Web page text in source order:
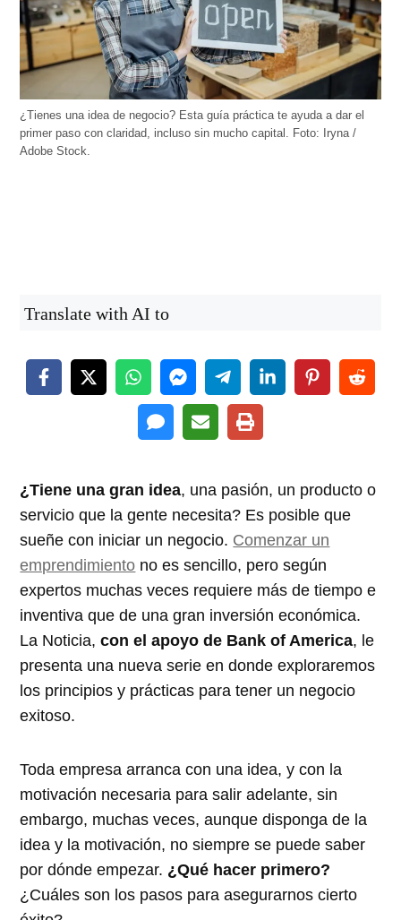
¿Tienes una idea de negocio? Esta guía práctica te ayuda a dar el
primer paso con claridad, incluso sin mucho capital. Foto: Iryna /
Adobe Stock.
Translate with AI to
¿Tiene una gran idea, una pasión, un producto o
servicio que la gente necesita? Es posible que
sueñe con iniciar un negocio. Comenzar un
emprendimiento no es sencillo, pero según
expertos muchas veces requiere más de tiempo e
inventiva que de una gran inversión económica.
La Noticia,con el apoyo de Bank of America, le
presenta una nueva serie en donde exploraremos
los principios y prácticas para tener un negocio
exitoso.
Toda empresa arranca con una idea, y con la
motivación necesaria para salir adelante, sin
embargo, muchas veces, aunque disponga de la
idea y la motivación, no siempre se puede saber
por dónde empezar. ¿Qué hacer primero?
¿Cuáles son los pasos para asegurarnos cierto